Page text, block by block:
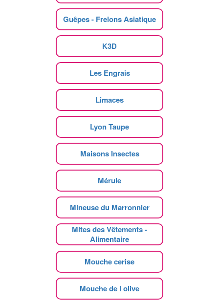
Guêpes - Frelons Asiatique
K3D
Les Engrais
Limaces
Lyon Taupe
Maisons Insectes
Mérule
Mineuse du Marronnier
Mites des Vêtements -
Alimentaire
Mouche cerise
Mouche de l olive